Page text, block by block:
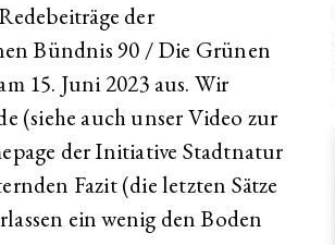
der
Bündnis 90 / Die Grünen
15. Juni 2023 aus. Wir
(siehe auch unser Video zur
der Initiative Stadtnatur
Fazit (die letzten Sätze
ein wenig den Boden